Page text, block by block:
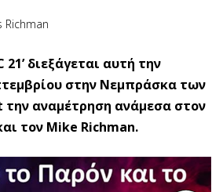
21’ διεξάγεται αυτή την
στην Νεμπράσκα των
αναμέτρηση ανάμεσα στον
τον Mike Richman.